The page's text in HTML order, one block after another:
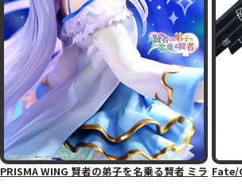
PRISMA WING 賢者の弟子を名乗る賢者 ミラ Fate/